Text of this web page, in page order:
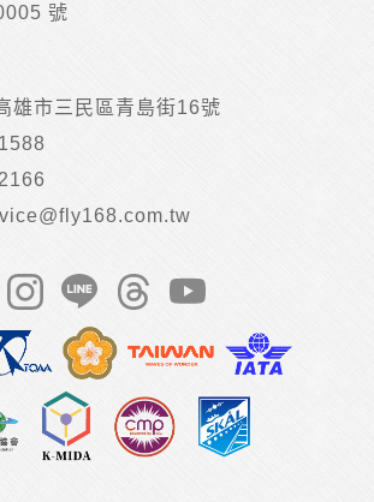
號
雄市三民區青島街16號